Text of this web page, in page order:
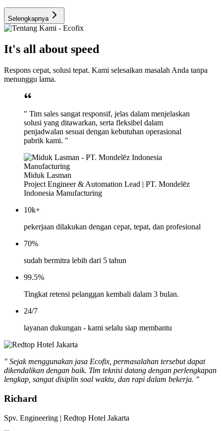
Selengkapnya
It's all about speed
Respons cepat, solusi tepat. Kami selesaikan masalah Anda tanpa
menunggu lama.
" Tim sales sangat responsif, jelas dalam menjelaskan
solusi yang ditawarkan, serta fleksibel dalam
penjadwalan sesuai dengan kebutuhan operasional
pabrik kami. "
Miduk Lasman
Project Engineer & Automation Lead | PT. Mondelēz
Indonesia Manufacturing
10k+
pekerjaan dilakukan dengan cepat, tepat, dan profesional
70%
sudah bermitra lebih dari 5 tahun
99.5%
Tingkat retensi pelanggan kembali dalam 3 bulan.
24/7
layanan dukungan - kami selalu siap membantu
" Sejak menggunakan jasa Ecofix, permasalahan tersebut dapat
dikendalikan dengan baik. Tim teknisi datang dengan perlengkapan
lengkap, sangat disiplin soal waktu, dan rapi dalam bekerja. "
Richard
Spv. Engineering | Redtop Hotel Jakarta